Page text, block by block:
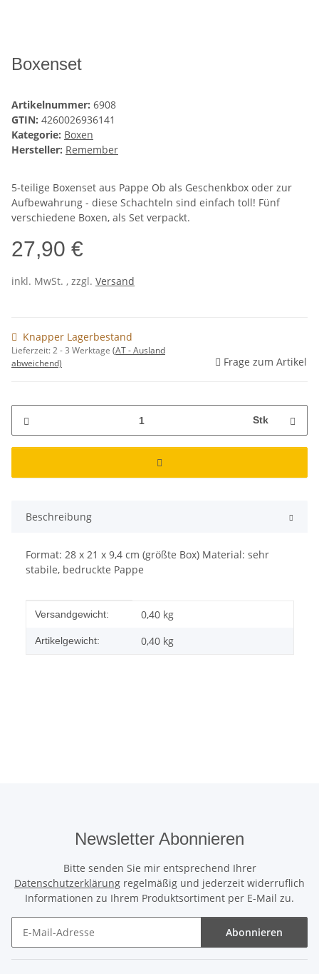
Boxenset
Artikelnummer: 6908
GTIN: 4260026936141
Kategorie: Boxen
Hersteller: Remember
5-teilige Boxenset aus Pappe Ob als Geschenkbox oder zur
Aufbewahrung - diese Schachteln sind einfach toll! Fünf
verschiedene Boxen, als Set verpackt.
27,90 €
inkl. MwSt. , zzgl. Versand
Knapper Lagerbestand
Lieferzeit:2 - 3 Werktage (AT - Ausland
abweichend)
Frage zum Artikel
Stk
Beschreibung
Format: 28 x 21 x 9,4 cm (größte Box) Material: sehr
stabile, bedruckte Pappe
Produkteigenschaft
Wert
Versandgewicht: 0,40 kg
Artikelgewicht: 0,40 kg
Newsletter Abonnieren
Bitte senden Sie mir entsprechend Ihrer
Datenschutzerklärung regelmäßig und jederzeit widerruflich
Informationen zu Ihrem Produktsortiment per E-Mail zu.
Abonnieren